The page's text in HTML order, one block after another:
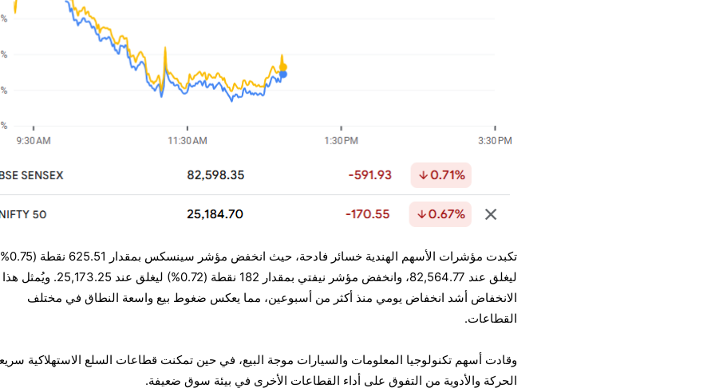
تكبدت مؤشرات الأسهم الهندية خسائر فادحة، حيث
ليغلق عند 82,564.77، وانخفض مؤشر نيفتي بمقدار 182 نقطة (0.72%) ليغلق عند 25,173.25. ويُمثل هذا
الانخفاض أشد انخفاض يومي منذ أكثر من أسبوعين، مما يعكس ضغوط بيع واسعة النطاق في مختلف
القطاعات.
وقادت أسهم تكنولوجيا المعلومات والسيارات موجة البيع، في حين تمكنت قطاعات السلع الاستهلاكية
الحركة والأدوية من التفوق على أداء القطاعات الأخرى في بيئة سوق ضعيفة.